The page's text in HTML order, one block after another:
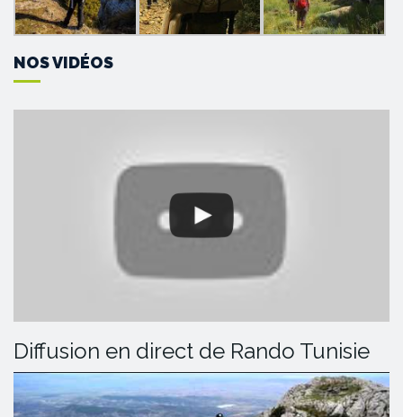
NOS VIDÉOS
Diffusion en direct de Rando Tunisie